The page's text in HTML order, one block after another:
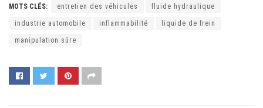
MOTS CLÉS: entretien des véhicules fluide hydraulique
industrie automobile inflammabilité liquide de frein
manipulation sûre